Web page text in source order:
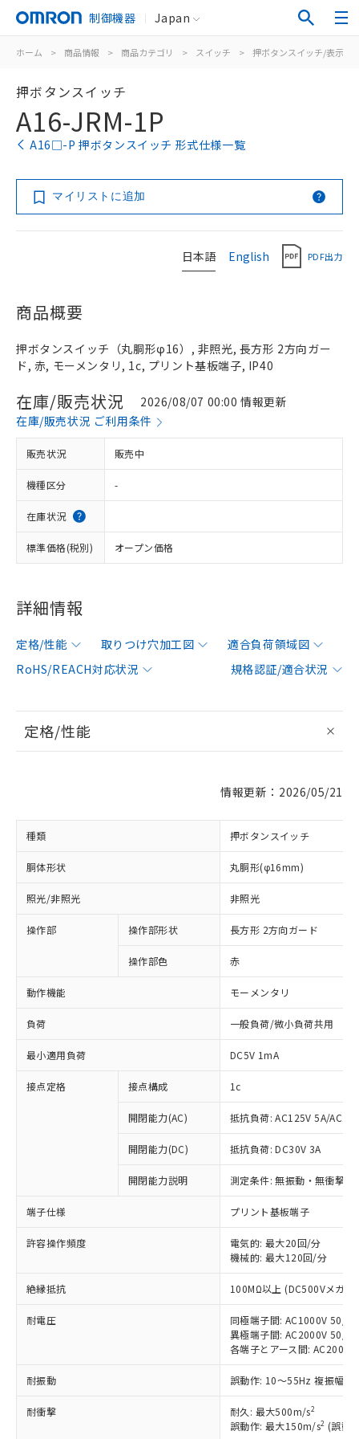
制御機器 Japan
ホーム > 商品情報 > 商品カテゴリ > スイッチ > 押ボタンスイッチ/表示灯
押ボタンスイッチ
A16-JRM-1P
A16□-P 押ボタンスイッチ 形式仕様一覧
マイリストに追加
日本語 English PDF出力
商品概要
押ボタンスイッチ（丸胴形φ16）, 非照光, 長方形 2方向ガー
ド, 赤, モーメンタリ, 1c, プリント基板端子, IP40
在庫/販売状況
2026/08/07 00:00 情報更新
在庫/販売状況 ご利用条件
販売状況 販売中
機種区分 -
在庫状況
標準価格(税別) オープン価格
詳細情報
定格/性能 取りつけ穴加工図
適合負荷領域図
RoHS/REACH対応状況
規格認証/適合状況
定格/性能
情報更新：2026/05/21
種類 押ボタンスイッチ
胴体形状 丸胴形(φ16mm)
照光/非照光 非照光
操作部 操作部形状 長方形 2方向ガード
操作部色 赤
動作機能 モーメンタリ
負荷 一般負荷/微小負荷共用
最小適用負荷 DC5V 1mA
接点定格 接点構成 1c
開閉能力(AC) 抵抗負荷: AC125V 5A/
開閉能力(DC) 抵抗負荷: DC30V 3A
開閉能力説明 測定条件: 無振動・無衝撃
端子仕様 プリント基板端子
許容操作頻度
電気的: 最大20回/分
機械的: 最大120回/分
絶縁抵抗 100MΩ以上 (DC500Vメガ)
耐電圧
同極端子間: AC1000V 50/
異極端子間: AC2000V 50/
各端子とアース間:
耐振動 誤動作: 10～55Hz 複振幅
耐衝撃 耐久: 最大500m/s2
誤動作: 最大150m/s2 (誤動
以下の条件をお読みいただき、同意のうえ
対応済み：EU RoHS指令（10物質）の
非含有に対応した製品が提供可能な商品で
対応予定：EU RoHS指令（10物質）の非含
有に対応した製品に切り替える予定のある
対応予定なし：EU RoHS指令（10物質）の
非含有に非対応の商品で、対応品を出す予